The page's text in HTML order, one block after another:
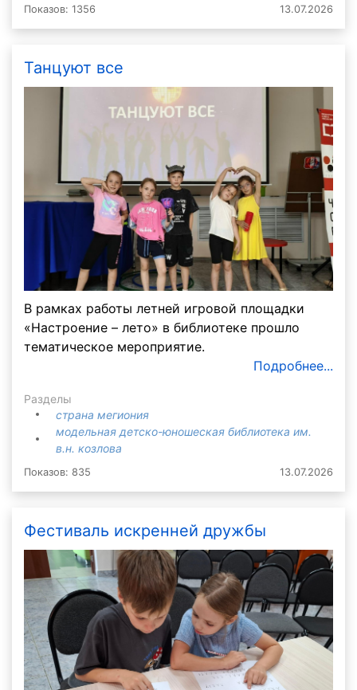
Показов: 1356 13.07.2026
Танцуют все
В рамках работы летней игровой площадки
«Настроение – лето» в библиотеке прошло
тематическое мероприятие.
Подробнее...
Разделы
страна мегиония
модельная детско-юношеская библиотека им.
в.н. козлова
Показов: 835 13.07.2026
Фестиваль искренней дружбы